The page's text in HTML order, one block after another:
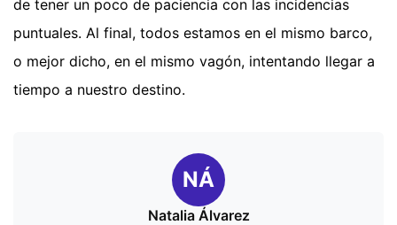
de tener un poco de paciencia con las incidencias
puntuales. Al final, todos estamos en el mismo barco,
o mejor dicho, en el mismo vagón, intentando llegar a
tiempo a nuestro destino.
NÁ
Natalia Álvarez